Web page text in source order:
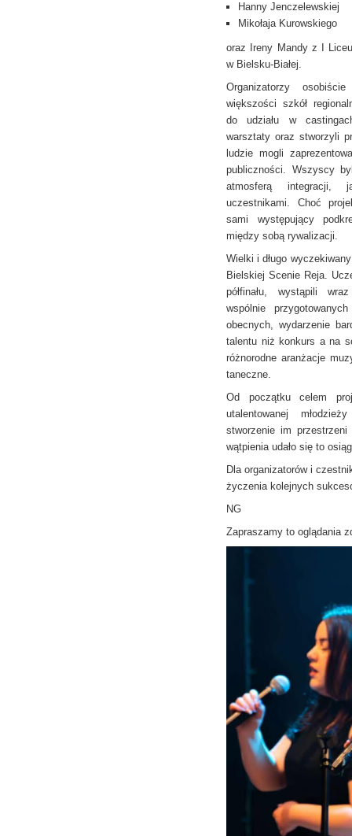
Hanny Jenczelewskiej
Mikołaja Kurowskiego
oraz Ireny Mandy z I
w Bielsku-Białej.
Organizatorzy
większości szkół
do udziału w
warsztaty oraz stworzyli
ludzie mogli
publiczności. Wszyscy
atmosferą integracji,
uczestnikami. Choć
sami występujący
między sobą rywalizacji.
Wielki i długo
Bielskiej Scenie Reja.
półfinału, wystąpili
wspólnie
obecnych, wydarzenie
talentu niż konkurs a na
różnorodne aranżacje
taneczne.
Od początku celem
utalentowanej
stworzenie im
wątpienia udało się to
Dla organizatorów i
życzenia kolejnych
NG
Zapraszamy to oglądania